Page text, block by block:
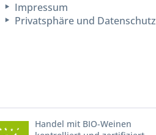
Impressum
Privatsphäre und Datenschutz
Handel mit BIO-Weinen